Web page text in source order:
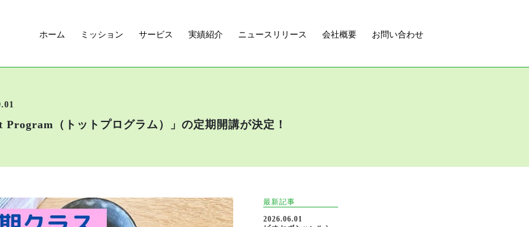
ホーム ミッション サービス 実績紹介 ニュースリリース 会社概要 お問い合わせ
Program（トットプログラム）」の定期開講が決定！
最新記事
2026.06.01